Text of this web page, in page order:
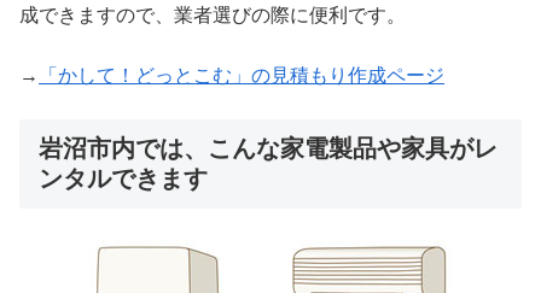
成できますので、業者選びの際に便利です。
→ 「かして！どっとこむ」の見積もり作成ページ
岩沼市内では、こんな家電製品や家具がレ
ンタルできます